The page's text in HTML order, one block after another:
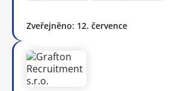
Zveřejněno: 12. července